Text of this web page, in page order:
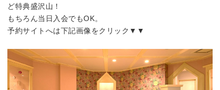
ど特典盛沢山！
もちろん当日入会でもOK。
予約サイトへは下記画像をクリック▼▼